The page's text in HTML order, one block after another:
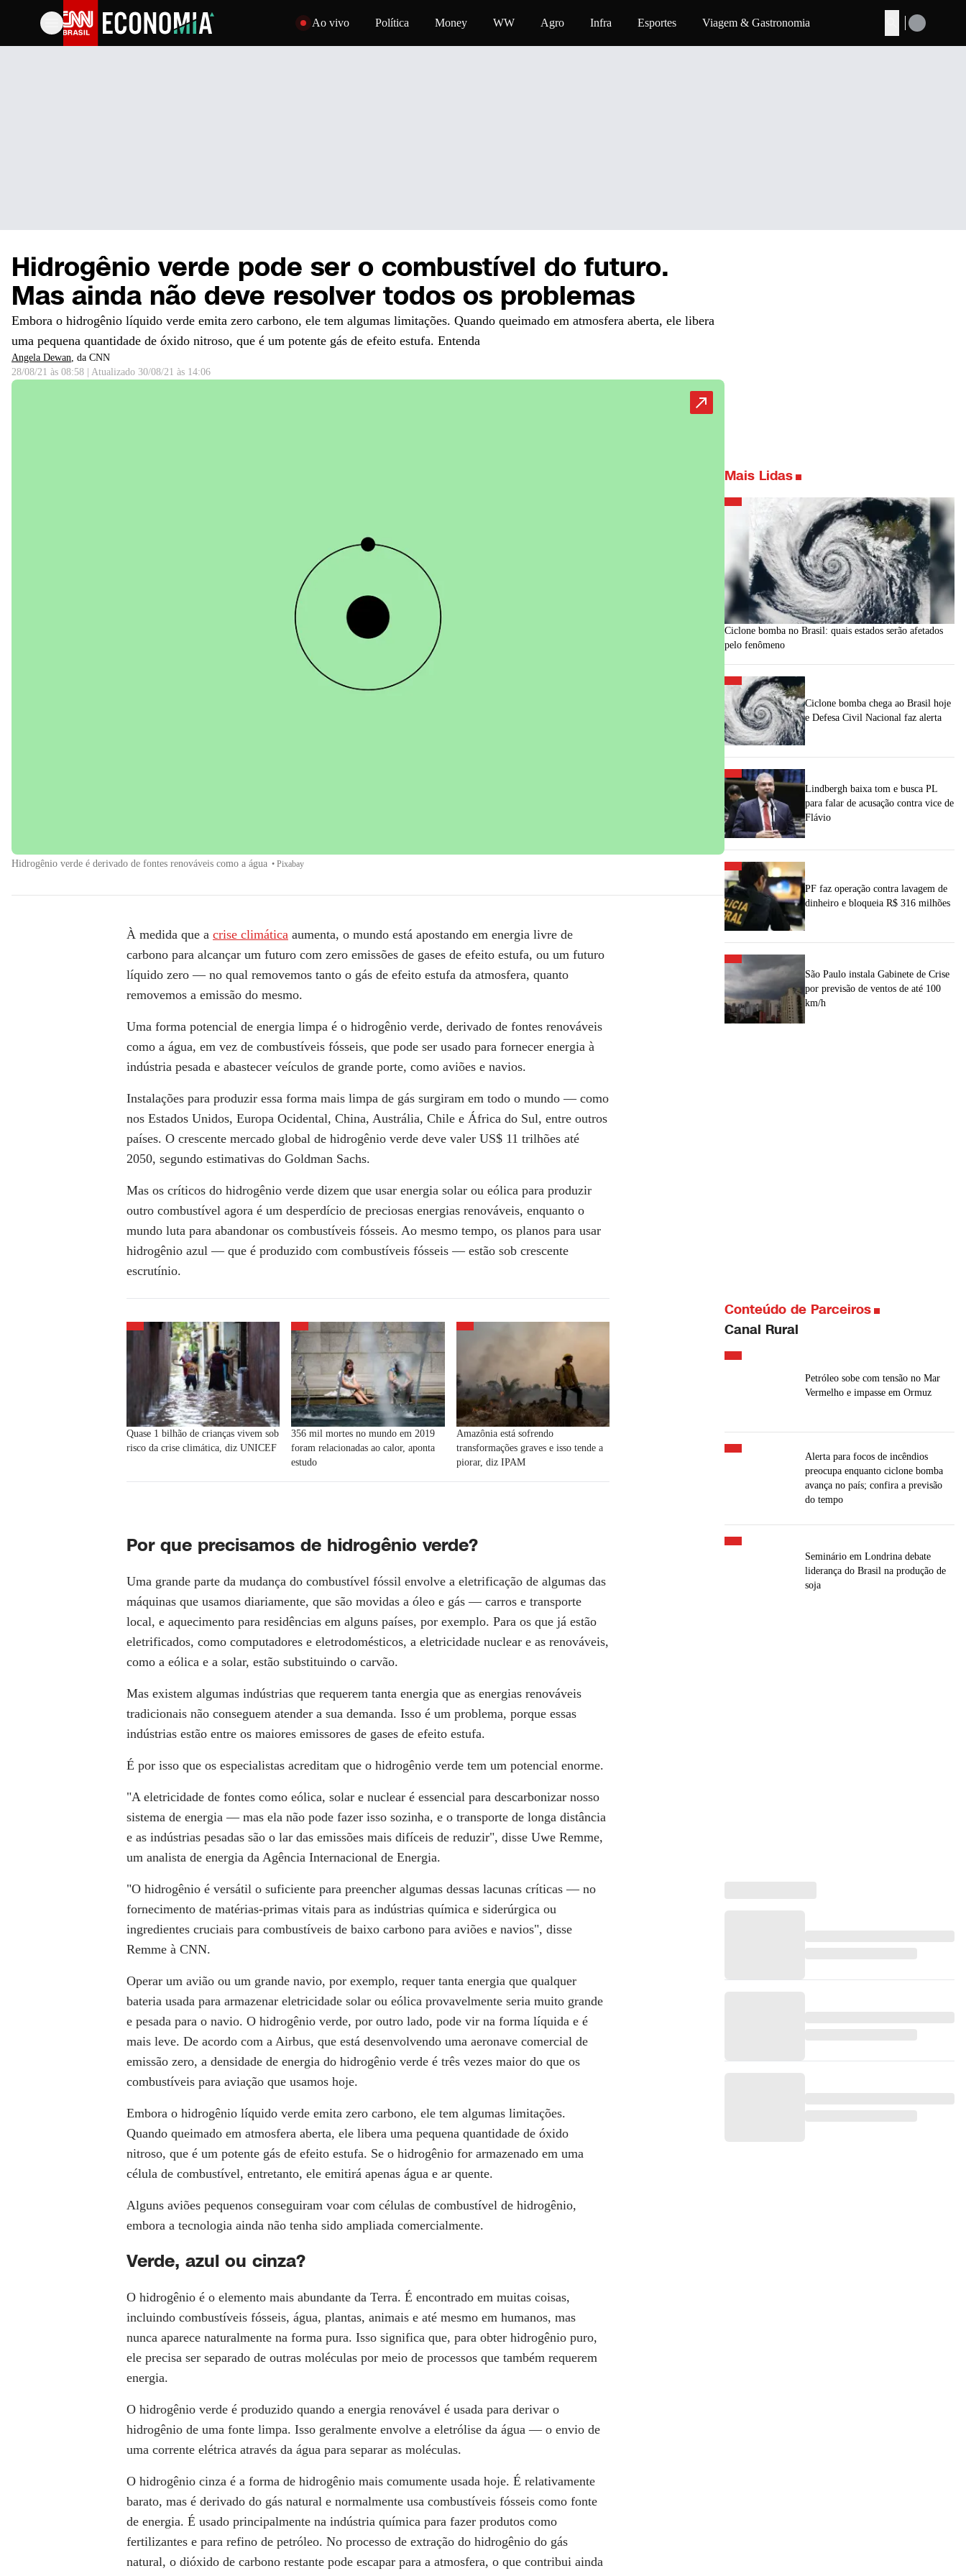
Buscar
Pular para o conteúdo
Ao vivo Política Money WW Agro Infra Esportes Viagem & Gastronomia
Hidrogênio verde pode ser o combustível do futuro.
Mas ainda não deve resolver todos os problemas
Embora o hidrogênio líquido verde emita zero carbono, ele tem algumas limitações. Quando queimado em atmosfera aberta, ele libera
uma pequena quantidade de óxido nitroso, que é um potente gás de efeito estufa. Entenda
Angela Dewan, da CNN
28/08/21 às 08:58
Atualizado 30/08/21 às 14:06
Hidrogênio verde é derivado de fontes renováveis ​​como a água • Pixabay
À medida que a crise climática aumenta, o mundo está apostando em energia livre de
carbono para alcançar um futuro com zero emissões de gases de efeito estufa, ou um futuro
líquido zero — no qual removemos tanto o gás de efeito estufa da atmosfera, quanto
removemos a emissão do mesmo.
Uma forma potencial de energia limpa é o hidrogênio verde, derivado de fontes renováveis ​​
como a água, em vez de combustíveis fósseis, que pode ser usado para fornecer energia à
indústria pesada e abastecer veículos de grande porte, como aviões e navios.
Instalações para produzir essa forma mais limpa de gás surgiram em todo o mundo — como
nos Estados Unidos, Europa Ocidental, China, Austrália, Chile e África do Sul, entre outros
países. O crescente mercado global de hidrogênio verde deve valer US$ 11 trilhões até
2050, segundo estimativas do Goldman Sachs.
Mas os críticos do hidrogênio verde dizem que usar energia solar ou eólica para produzir
outro combustível agora é um desperdício de preciosas energias renováveis, enquanto o
mundo luta para abandonar os combustíveis fósseis. Ao mesmo tempo, os planos para usar
hidrogênio azul — que é produzido com combustíveis fósseis — estão sob crescente
escrutínio.
Quase 1 bilhão de crianças vivem sob
risco da crise climática, diz UNICEF
356 mil mortes no mundo em 2019
foram relacionadas ao calor, aponta
estudo
Amazônia está sofrendo
transformações graves e isso tende a
piorar, diz IPAM
Por que precisamos de hidrogênio verde?
Uma grande parte da mudança do combustível fóssil envolve a eletrificação de algumas das
máquinas que usamos diariamente, que são movidas a óleo e gás — carros e transporte
local, e aquecimento para residências em alguns países, por exemplo. Para os que já estão
eletrificados, como computadores e eletrodomésticos, a eletricidade nuclear e as renováveis,
como a eólica e a solar, estão substituindo o carvão.
Mas existem algumas indústrias que requerem tanta energia que as energias renováveis ​​
tradicionais não conseguem atender a sua demanda. Isso é um problema, porque essas
indústrias estão entre os maiores emissores de gases de efeito estufa.
É por isso que os especialistas acreditam que o hidrogênio verde tem um potencial enorme.
"A eletricidade de fontes como eólica, solar e nuclear é essencial para descarbonizar nosso
sistema de energia — mas ela não pode fazer isso sozinha, e o transporte de longa distância
e as indústrias pesadas são o lar das emissões mais difíceis de reduzir", disse Uwe Remme,
um analista de energia da Agência Internacional de Energia.
"O hidrogênio é versátil o suficiente para preencher algumas dessas lacunas críticas — no
fornecimento de matérias-primas vitais para as indústrias química e siderúrgica ou
ingredientes cruciais para combustíveis de baixo carbono para aviões e navios", disse
Remme à CNN.
Operar um avião ou um grande navio, por exemplo, requer tanta energia que qualquer
bateria usada para armazenar eletricidade solar ou eólica provavelmente seria muito grande
e pesada para o navio. O hidrogênio verde, por outro lado, pode vir na forma líquida e é
mais leve. De acordo com a Airbus, que está desenvolvendo uma aeronave comercial de
emissão zero, a densidade de energia do hidrogênio verde é três vezes maior do que os
combustíveis para aviação que usamos hoje.
Embora o hidrogênio líquido verde emita zero carbono, ele tem algumas limitações.
Quando queimado em atmosfera aberta, ele libera uma pequena quantidade de óxido
nitroso, que é um potente gás de efeito estufa. Se o hidrogênio for armazenado em uma
célula de combustível, entretanto, ele emitirá apenas água e ar quente.
Alguns aviões pequenos conseguiram voar com células de combustível de hidrogênio,
embora a tecnologia ainda não tenha sido ampliada comercialmente.
Verde, azul ou cinza?
O hidrogênio é o elemento mais abundante da Terra. É encontrado em muitas coisas,
incluindo combustíveis fósseis, água, plantas, animais e até mesmo em humanos, mas
nunca aparece naturalmente na forma pura. Isso significa que, para obter hidrogênio puro,
ele precisa ser separado de outras moléculas por meio de processos que também requerem
energia.
O hidrogênio verde é produzido quando a energia renovável é usada para derivar o
hidrogênio de uma fonte limpa. Isso geralmente envolve a eletrólise da água — o envio de
uma corrente elétrica através da água para separar as moléculas.
O hidrogênio cinza é a forma de hidrogênio mais comumente usada hoje. É relativamente
barato, mas é derivado do gás natural e normalmente usa combustíveis fósseis como fonte
de energia. É usado principalmente na indústria química para fazer produtos como
fertilizantes e para refino de petróleo. No processo de extração do hidrogênio do gás
natural, o dióxido de carbono restante pode escapar para a atmosfera, o que contribui ainda
Mais Lidas
Ciclone bomba no Brasil: quais estados serão afetados
pelo fenômeno
Ciclone bomba chega ao Brasil hoje
e Defesa Civil Nacional faz alerta
Lindbergh baixa tom e busca PL
para falar de acusação contra vice de
Flávio
PF faz operação contra lavagem de
dinheiro e bloqueia R$ 316 milhões
São Paulo instala Gabinete de Crise
por previsão de ventos de até 100
km/h
Conteúdo de Parceiros
Canal Rural
Petróleo sobe com tensão no Mar
Vermelho e impasse em Ormuz
Alerta para focos de incêndios
preocupa enquanto ciclone bomba
avança no país; confira a previsão
do tempo
Seminário em Londrina debate
liderança do Brasil na produção de
soja